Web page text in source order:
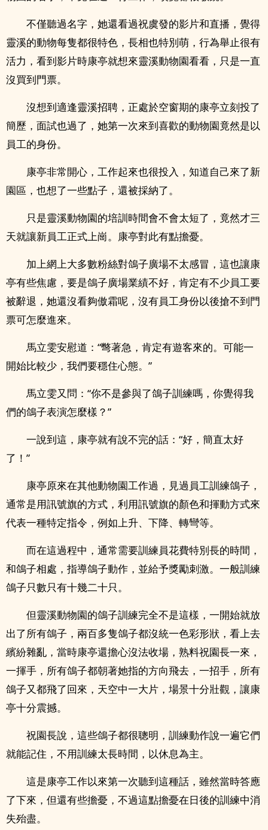
不僅聽過名字，她還看過祝虞發的影片和直播，覺得
靈溪的動物每隻都很特色，長相也特別萌，行為舉止很有
活力，看到影片時康亭就想來靈溪動物園看看，只是一直
沒買到門票。
沒想到適逢靈溪招聘，正處於空窗期的康亭立刻投了
簡歷，面試也過了，她第一次來到喜歡的動物園竟然是以
員工的身份。
康亭非常開心，工作起來也很投入，知道自己來了新
園區，也想了一些點子，還被採納了。
只是靈溪動物園的培訓時間會不會太短了，竟然才三
天就讓新員工正式上崗。康亭對此有點擔憂。
加上網上大多數粉絲對鴿子廣場不太感冒，這也讓康
亭有些焦慮，要是鴿子廣場業績不好，肯定有不少員工要
被辭退，她還沒看夠傲霜呢，沒有員工身份以後搶不到門
票可怎麼進來。
馬立雯安慰道：“彆著急，肯定有遊客來的。可能一
開始比較少，我們要穩住心態。”
馬立雯又問：“你不是參與了鴿子訓練嗎，你覺得我
們的鴿子表演怎麼樣？”
一說到這，康亭就有說不完的話：“好，簡直太好
了！”
康亭原來在其他動物園工作過，見過員工訓練鴿子，
通常是用訊號旗的方式，利用訊號旗的顏色和揮動方式來
代表一種特定指令，例如上升、下降、轉彎等。
而在這過程中，通常需要訓練員花費特別長的時間，
和鴿子相處，指導鴿子動作，並給予獎勵刺激。一般訓練
鴿子只數只有十幾二十只。
但靈溪動物園的鴿子訓練完全不是這樣，一開始就放
出了所有鴿子，兩百多隻鴿子都沒統一色彩形狀，看上去
繽紛雜亂，當時康亭還擔心沒法收場，熟料祝園長一來，
一揮手，所有鴿子都朝著她指的方向飛去，一招手，所有
鴿子又都飛了回來，天空中一大片，場景十分壯觀，讓康
亭十分震撼。
祝園長說，這些鴿子都很聰明，訓練動作說一遍它們
就能記住，不用訓練太長時間，以休息為主。
這是康亭工作以來第一次聽到這種話，雖然當時答應
了下來，但還有些擔憂，不過這點擔憂在日後的訓練中消
失殆盡。